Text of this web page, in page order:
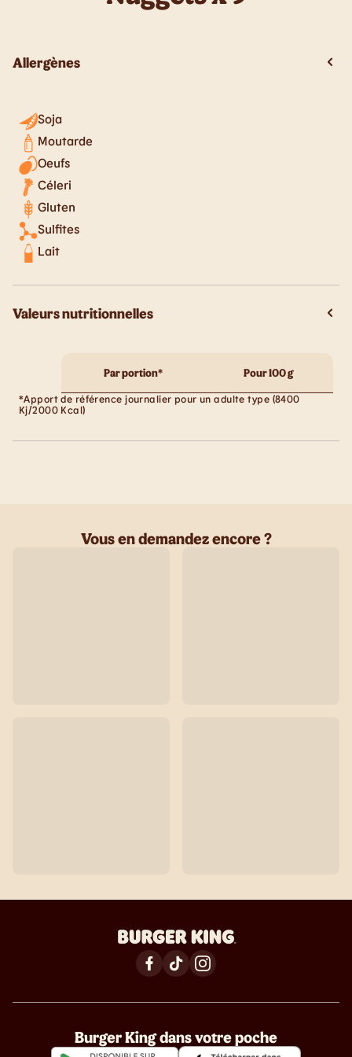
Allergènes
Soja
Moutarde
Oeufs
Céleri
Gluten
Sulfites
Lait
Valeurs nutritionnelles
Par portion* Pour 100 g
*Apport de référence journalier pour un adulte type (8400
Kj/2000 Kcal)
Vous en demandez encore ?
Burger King dans votre poche